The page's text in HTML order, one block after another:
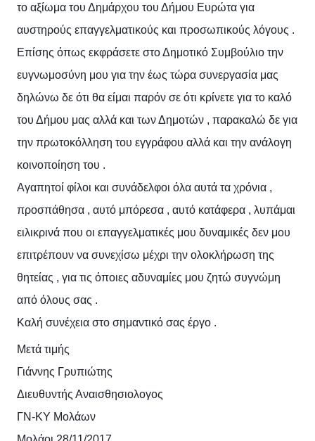
το αξίωμα του Δημάρχου του Δήμου Ευρώτα για
αυστηρούς επαγγελματικούς και προσωπικούς λόγους .
Επίσης όπως εκφράσετε στο Δημοτικό Συμβούλιο την
ευγνωμοσύνη μου για την έως τώρα συνεργασία μας
δηλώνω δε ότι θα είμαι παρόν σε ότι κρίνετε για το καλό
του Δήμου μας αλλά και των Δημοτών , παρακαλώ δε για
την πρωτοκόλληση του εγγράφου αλλά και την ανάλογη
κοινοποίηση του .
Αγαπητοί φίλοι και συνάδελφοι όλα αυτά τα χρόνια ,
προσπάθησα , αυτό μπόρεσα , αυτό κατάφερα , λυπάμαι
ειλικρινά που οι επαγγελματικές μου δυναμικές δεν μου
επιτρέπουν να συνεχίσω μέχρι την ολοκλήρωση της
θητείας , για τις όποιες αδυναμίες μου ζητώ συγνώμη
από όλους σας .
Καλή συνέχεια στο σημαντικό σας έργο .
Μετά τιμής
Γιάννης Γρυπιώτης
Διευθυντής Αναισθησιολογος
ΓΝ-ΚΥ Μολάων